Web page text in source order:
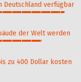
Deutschland verfügbar
der Welt werden
zu 400 Dollar kosten